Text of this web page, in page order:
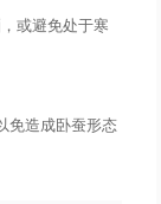
或避免处于寒
免造成卧蚕形态